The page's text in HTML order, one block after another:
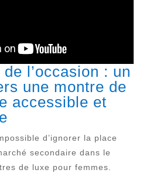
l’occasion : un
une montre de
accessible et
d’ignorer la place
secondaire dans le
de luxe pour femmes.